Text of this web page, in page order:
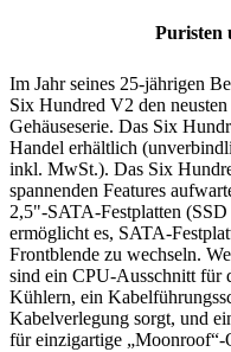
Puristen
Im Jahr seines 25-jährigen
Six Hundred V2 den
Gehäuseserie. Das Six
Handel erhältlich
inkl. MwSt.). Das Six
spannenden Features
2,5"-SATA-Festplatten
ermöglicht es, SATA-
Frontblende zu wechseln.
sind ein CPU-Ausschnitt für
Kühlern, ein
Kabelverlegung sorgt, und
für einzigartige „Moonroof“-